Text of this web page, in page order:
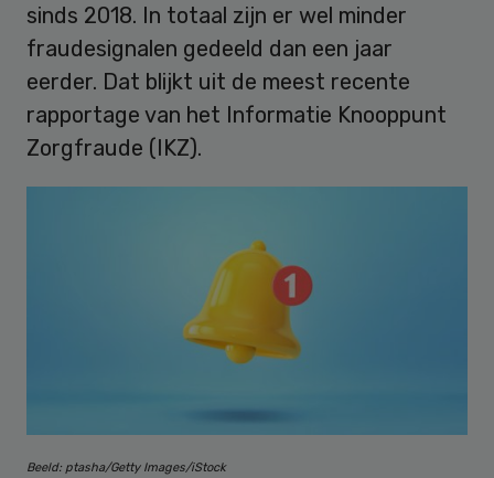
sinds 2018. In totaal zijn er wel minder
fraudesignalen gedeeld dan een jaar
eerder. Dat blijkt uit de meest recente
rapportage van het Informatie Knooppunt
Zorgfraude (IKZ).
Beeld: ptasha/Getty Images/iStock